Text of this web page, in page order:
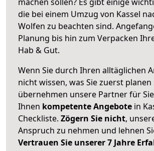
die bei einem Umzug von Kassel
Wolfen zu beachten sind.
Planung bis hin zum Verpacken
Hab & Gut.
Wenn Sie durch Ihren alltäglichen
nicht wissen, was Sie zuerst
übernehmen unsere Partner für
Ihnen kompetente Angebote in
Checkliste. Zögern Sie nicht,
Anspruch zu nehmen und lehnen
Vertrauen Sie unserer 7 Jahre